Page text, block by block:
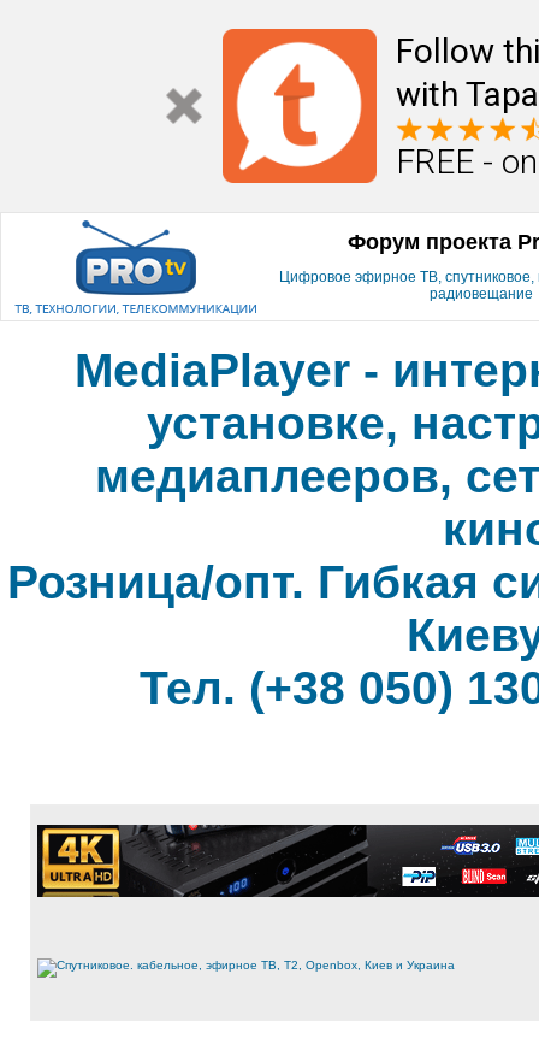
Follow
with
FREE -
Форум проекта
Цифровое эфирное ТВ, спутниковое,
радиовещание
MediaPlayer -
установке,
медиаплееров,
Розница/опт. Гибкая
Тел. (+38 050)